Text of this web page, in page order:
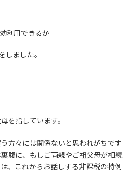
利用できるか
しました。
を指しています。
方々には関係ないと思われがちです
腹に、もしご両親やご祖父母が相続
、これからお話しする非課税の特例